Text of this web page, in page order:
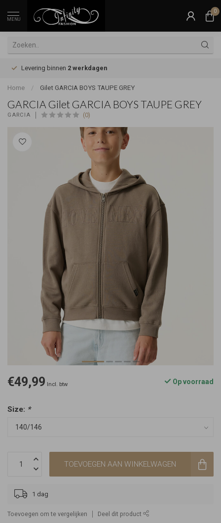
MENU
0
Levering binnen 2 werkdagen
Home / Gilet GARCIA BOYS TAUPE GREY
GARCIA Gilet GARCIA BOYS TAUPE GREY
GARCIA (0)
€49,99 Incl. btw Op voorraad
Size: *
TOEVOEGEN AAN WINKELWAGEN
1 dag
Toevoegen om te vergelijken Deel dit product